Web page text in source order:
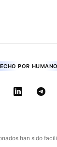
POR
han sido